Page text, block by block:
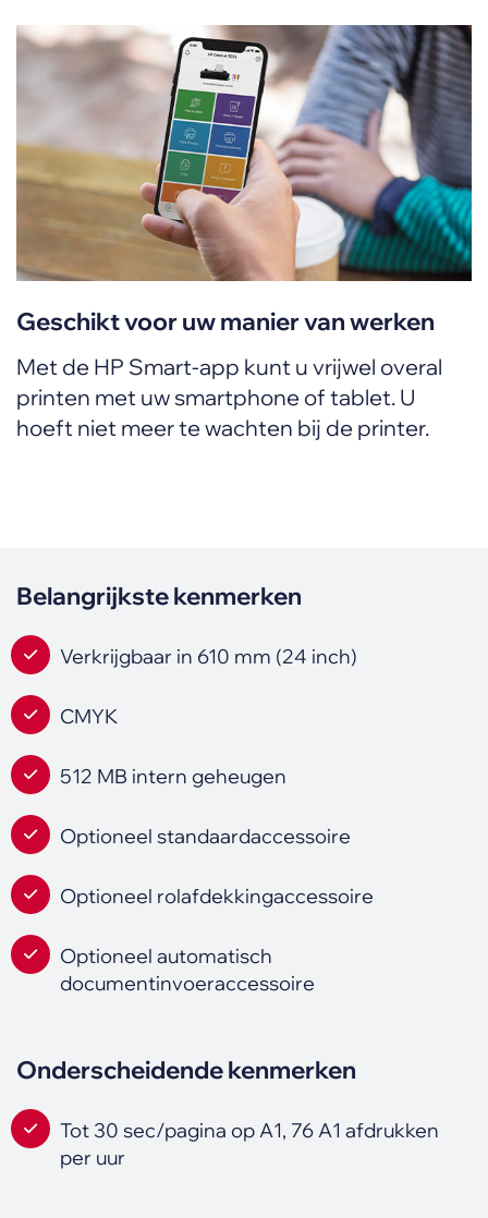
Geschikt voor uw manier van werken
Met de HP Smart-app kunt u vrijwel overal
printen met uw smartphone of tablet. U
hoeft niet meer te wachten bij de printer.
Belangrijkste kenmerken
Verkrijgbaar in 610 mm (24 inch)
CMYK
512 MB intern geheugen
Optioneel standaardaccessoire
Optioneel rolafdekkingaccessoire
Optioneel automatisch
documentinvoeraccessoire
Onderscheidende kenmerken
Tot 30 sec/pagina op A1, 76 A1 afdrukken
per uur